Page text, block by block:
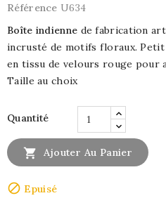
Référence U634
Boîte indienne de fabrication
incrusté de motifs floraux. Petit
en tissu de velours rouge pour
Taille au choix
Quantité
 Ajouter Au Panier
 Epuisé